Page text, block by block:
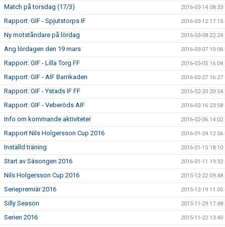
Match på torsdag (17/3) 2016-03-14 08:33
Rapport: GIF - Spjutstorps IF 2016-03-12 17:15
Ny motståndare på lördag 2016-03-08 22:24
Ang lördagen den 19 mars 2016-03-07 10:06
Rapport: GIF - Lilla Torg FF 2016-03-05 16:04
Rapport: GIF - AIF Barrikaden 2016-02-27 16:27
Rapport: GIF - Ystads IF FF 2016-02-20 20:54
Rapport: GIF - Veberöds AIF 2016-02-16 23:58
Info om kommande aktiviteter 2016-02-06 14:02
Rapport Nils Holgersson Cup 2016 2016-01-24 12:56
Inställd träning 2016-01-15 18:10
Start av Säsongen 2016 2016-01-11 19:32
Nils Holgersson Cup 2016 2015-12-22 09:48
Seriepremiär 2016 2015-12-19 11:05
Silly Season 2015-11-29 17:48
Serien 2016 2015-11-22 13:40